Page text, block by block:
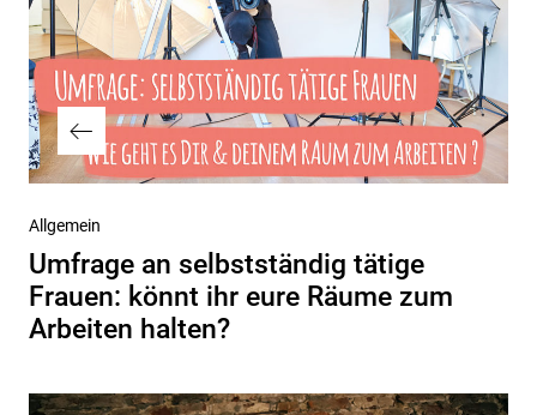
Vorheriger
Beitrag
Allgemein
Umfrage an selbstständig tätige
Frauen: könnt ihr eure Räume zum
Arbeiten halten?